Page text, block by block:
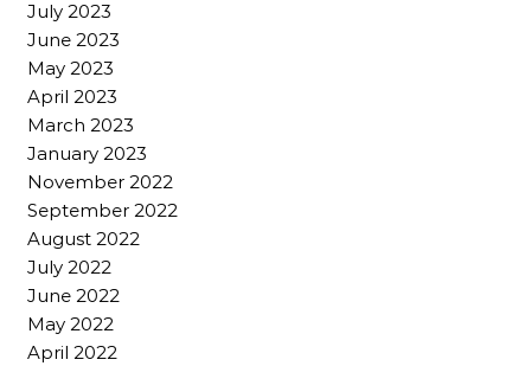
July 2023
June 2023
May 2023
April 2023
March 2023
January 2023
November 2022
September 2022
August 2022
July 2022
June 2022
May 2022
April 2022